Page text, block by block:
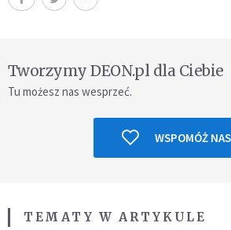
Tworzymy DEON.pl dla Ciebie
Tu możesz nas wesprzeć.
WSPOMÓŻ NAS
TEMATY W ARTYKULE